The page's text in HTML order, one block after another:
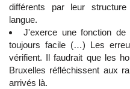
différents par leur
langue.
J'exerce une fonction
toujours facile (…) Les
vérifient. Il faudrait que les
Bruxelles réfléchissent aux
arrivés là.